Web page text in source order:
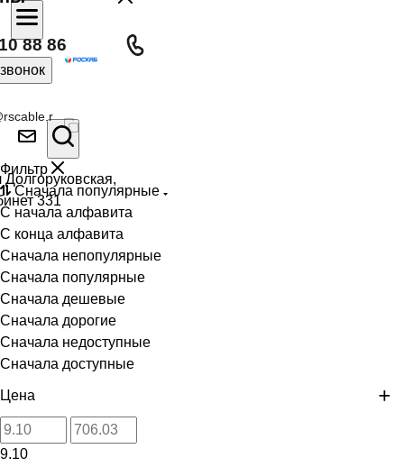
88 86
331
Фильтр
Сначала популярные
С начала алфавита
С конца алфавита
Сначала непопулярные
Сначала популярные
Сначала дешевые
Сначала дорогие
Сначала недоступные
Сначала доступные
Цена
9.10